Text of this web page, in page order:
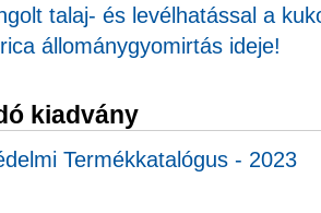
talaj- és levélhatással a
állománygyomirtás ideje!
kiadvány
Termékkatalógus - 2023